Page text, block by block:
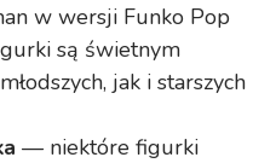
w wersji Funko Pop
są świetnym
jak i starszych
— niektóre figurki